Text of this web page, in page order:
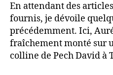
En attendant des
fournis, je dévoile
précédemment. Ici,
fraîchement monté sur
colline de Pech David à